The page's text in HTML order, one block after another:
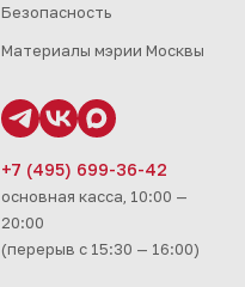
Безопасность
Материалы мэрии Москвы
+7 (495) 699-36-42
основная касса, 10:00 —
20:00
(перерыв с 15:30 — 16:00)